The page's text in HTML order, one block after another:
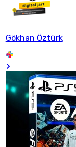
Gökhan Öztürk